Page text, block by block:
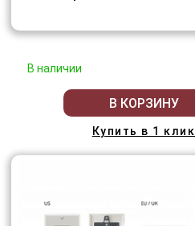
В наличии
В КОРЗИНУ
Купить в 1 клик